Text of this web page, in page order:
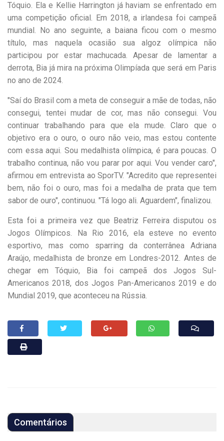
Tóquio. Ela e Kellie Harrington já haviam se enfrentado em
uma competição oficial. Em 2018, a irlandesa foi campeã
mundial. No ano seguinte, a baiana ficou com o mesmo
título, mas naquela ocasião sua algoz olímpica não
participou por estar machucada. Apesar de lamentar a
derrota, Bia já mira na próxima Olimpíada que será em Paris
no ano de 2024.
"Saí do Brasil com a meta de conseguir a mãe de todas, não
consegui, tentei mudar de cor, mas não consegui. Vou
continuar trabalhando para que ela mude. Claro que o
objetivo era o ouro, o ouro não veio, mas estou contente
com essa aqui. Sou medalhista olímpica, é para poucas. O
trabalho continua, não vou parar por aqui. Vou vender caro",
afirmou em entrevista ao SporTV. "Acredito que representei
bem, não foi o ouro, mas foi a medalha de prata que tem
sabor de ouro", continuou. "Tá logo ali. Aguardem", finalizou.
Esta foi a primeira vez que Beatriz Ferreira disputou os
Jogos Olímpicos. Na Rio 2016, ela esteve no evento
esportivo, mas como sparring da conterrânea Adriana
Araújo, medalhista de bronze em Londres-2012. Antes de
chegar em Tóquio, Bia foi campeã dos Jogos Sul-
Americanos 2018, dos Jogos Pan-Americanos 2019 e do
Mundial 2019, que aconteceu na Rússia.
Comentários